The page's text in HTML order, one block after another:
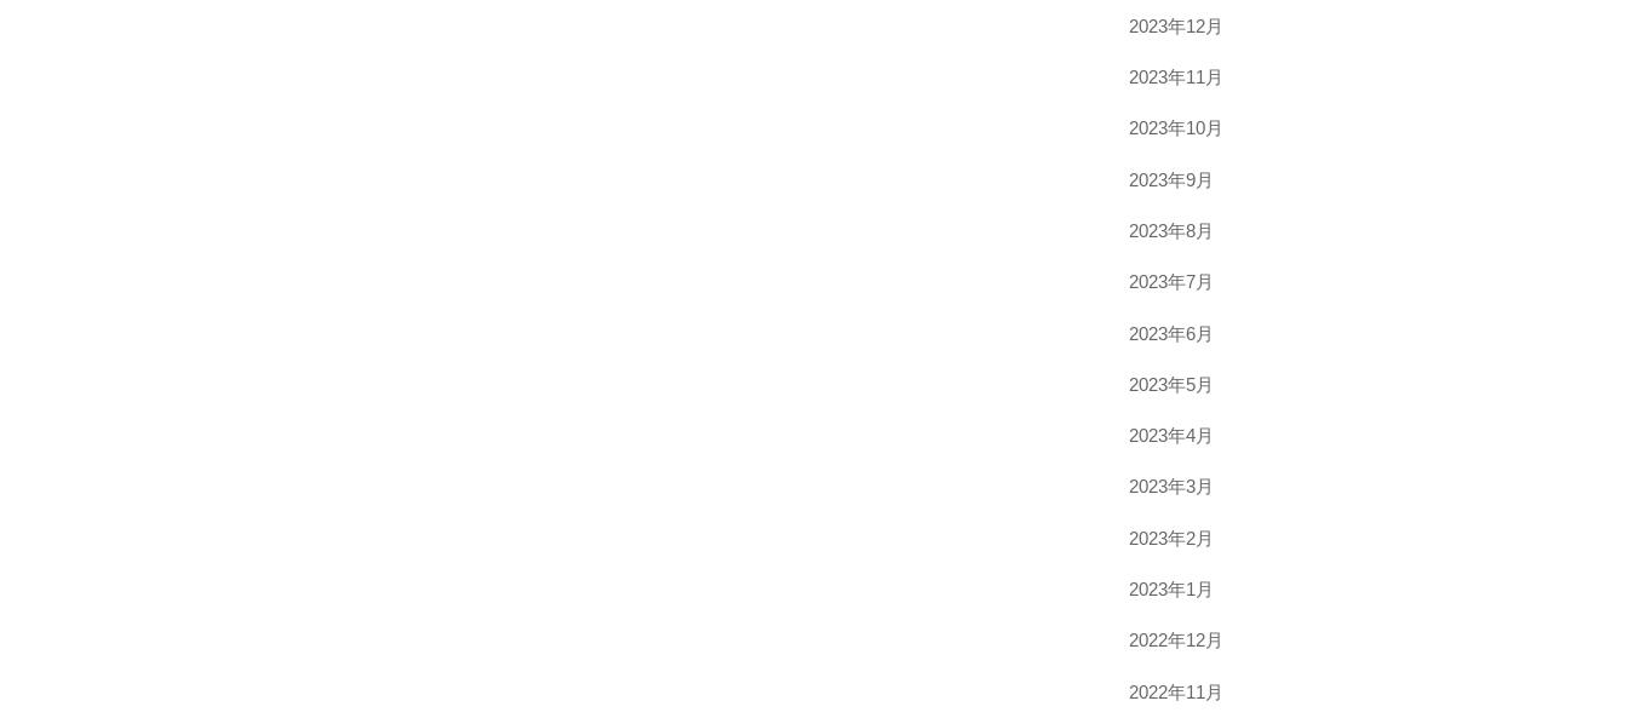
2023年12月
2023年11月
2023年10月
2023年9月
2023年8月
2023年7月
2023年6月
2023年5月
2023年4月
2023年3月
2023年2月
2023年1月
2022年12月
2022年11月